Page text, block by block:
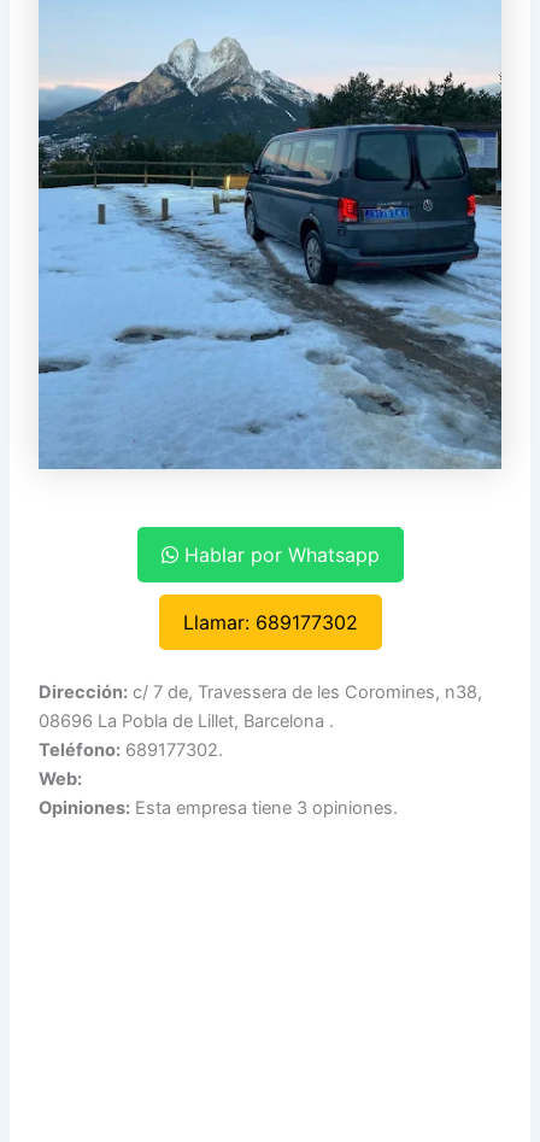
Hablar por Whatsapp
Llamar: 689177302
Dirección: c/ 7 de, Travessera de les Coromines, n38,
08696 La Pobla de Lillet, Barcelona .
Teléfono: 689177302.
Web:
Opiniones: Esta empresa tiene 3 opiniones.